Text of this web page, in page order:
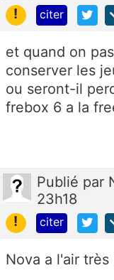
!
citer
et quand on
conserver les
ou seront-il
frebox 6 a la
Publié par
23h18
!
citer
Nova a l'air